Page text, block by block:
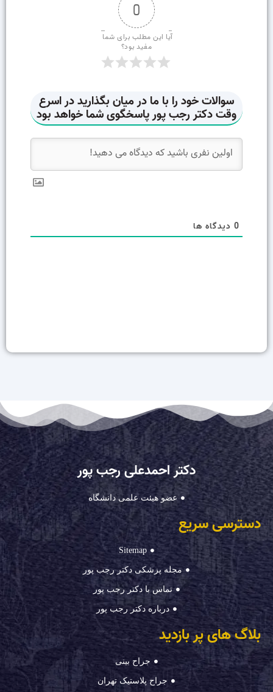
0
آیا این مطلب برای شما
مفید بود؟
0 دیدگاه ها
دکتر احمدعلی رجب پور
عضو هیئت علمی دانشگاه
دسترسی سریع
Sitemap
مجله پزشکی دکتر رجب پور
تماس با دکتر رجب پور
درباره دکتر رجب پور
بلاگ های پر بازدید
جراح بینی
جراح پلاستیک تهران